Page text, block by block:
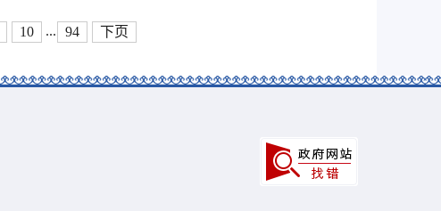
10 ... 94 下页